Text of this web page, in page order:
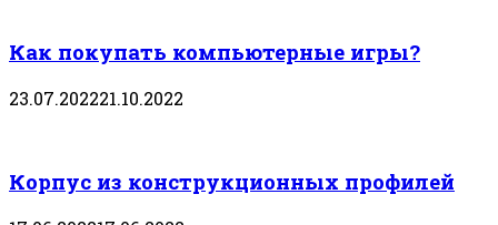
Как покупать компьютерные игры?
23.07.202221.10.2022
Корпус из конструкционных профилей